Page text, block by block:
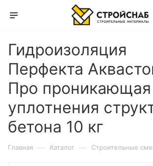
Гидроизоляция
Перфекта
Про
уплотнения
бетона 10 кг
Главная — Каталог — Строительные